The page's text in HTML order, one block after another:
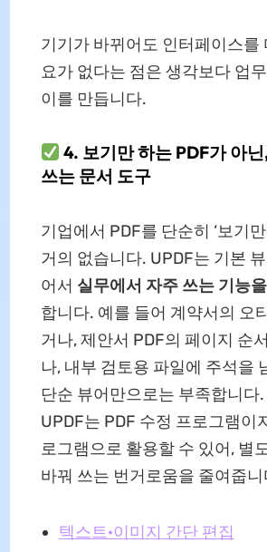
기기가 바뀌어도 인터페이스를
요가 없다는 점은 생각보다 업
이를 만듭니다.
4. 보기만 하는 PDF가 아
쓰는 문서 도구
기업에서 PDF를 단순히 ‘보기
거의 없습니다. UPDF는 기본
어서 실무에서 자주 쓰는 기능
합니다. 예를 들어 계약서의 오
거나, 제안서 PDF의 페이지 순
나, 내부 검토용 파일에 주석을
단순 뷰어만으로는 부족합니다
UPDF는 PDF 수정 프로그램이
로그램으로 활용할 수 있어, 별
바꿔 쓰는 번거로움을 줄여줍니
텍스트·이미지 간단 편집